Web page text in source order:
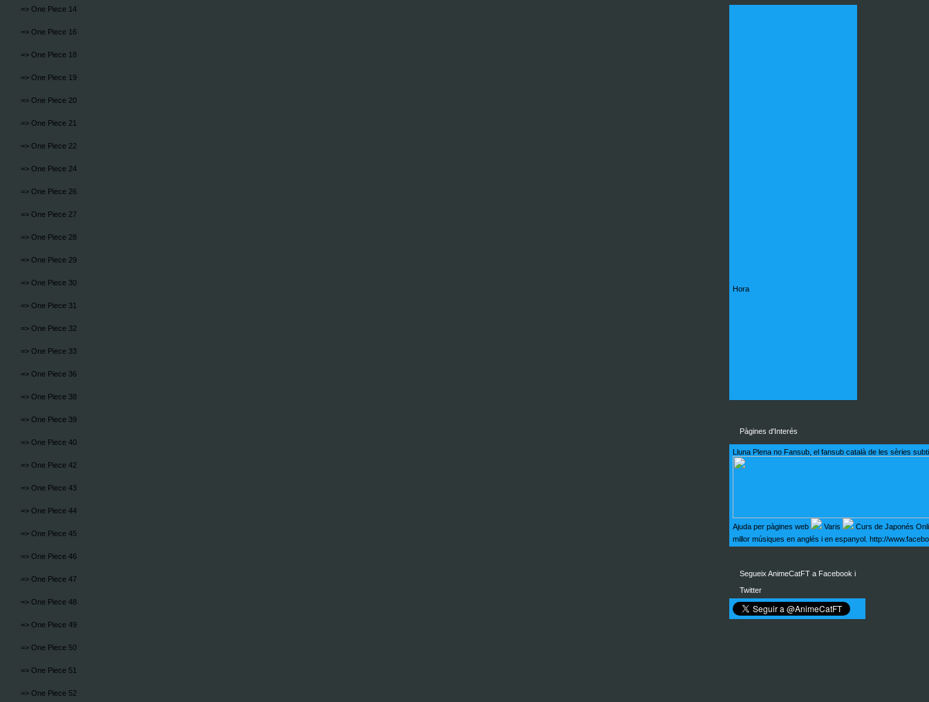
=> One Piece 14
=> One Piece 16
=> One Piece 18
=> One Piece 19
=> One Piece 20
=> One Piece 21
=> One Piece 22
=> One Piece 24
=> One Piece 26
=> One Piece 27
=> One Piece 28
=> One Piece 29
=> One Piece 30
=> One Piece 31
=> One Piece 32
=> One Piece 33
=> One Piece 36
=> One Piece 38
=> One Piece 39
=> One Piece 40
=> One Piece 42
=> One Piece 43
=> One Piece 44
=> One Piece 45
=> One Piece 46
=> One Piece 47
=> One Piece 48
=> One Piece 49
=> One Piece 50
=> One Piece 51
=> One Piece 52
Hora
Pàgines d'Interés
Lluna Plena no Fansub, el fansub català de les sèries
Ajuda per pàgines web Varis
Curs de Japonés
millor músiques en anglés i en espanyol. http://
Segueix AnimeCatFT a Facebook i
Twitter